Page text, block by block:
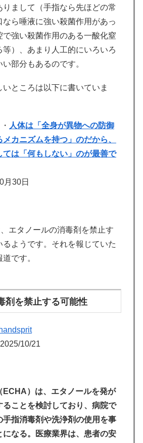
まして（手指なら先ほどの常
ら唾液に強い殺菌作用があっ
で強い殺菌作用のある一酸化窒
）、あまり人工的にいろいろ
部分もあるのです。
ところは以下に書いていま
・ 人体は「全身が異物への防御
カニズムを持つ」のだから、
ては「何もしない」のが最善で
月30日
エタノールの消毒剤を禁止す
るようです。それを報じていた
です。
剤を禁止する可能性
10/21
ECHA）は、エタノールを発が
ることを検討しており、病院で
手指消毒剤や洗浄剤の使用を事
になる。医療業界は、患者の安